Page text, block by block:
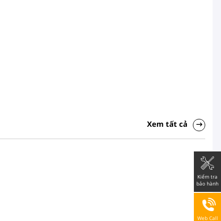
Xem tất cả
Kiểm tra
bảo hành
Web Call